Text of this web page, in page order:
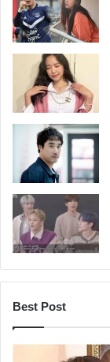
Best Post